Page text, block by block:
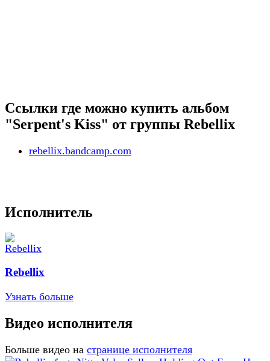
Ссылки где можно купить альбом
"Serpent's Kiss" от группы Rebellix
rebellix.bandcamp.com
Исполнитель
Rebellix
Узнать больше
Видео исполнителя
Больше видео на странице исполнителя